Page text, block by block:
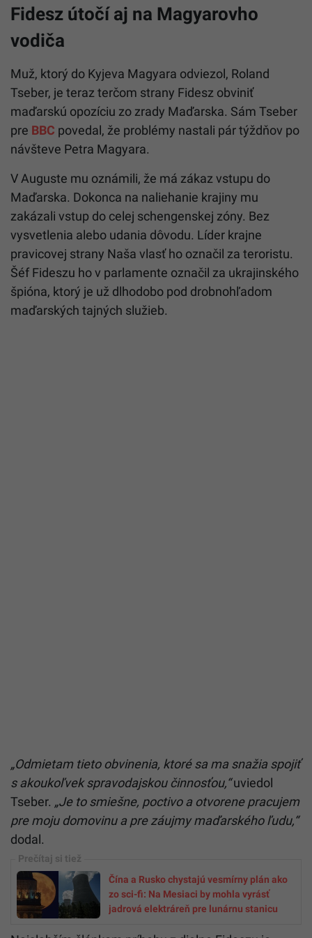
Fidesz útočí aj na Magyarovho
vodiča
Muž, ktorý do Kyjeva Magyara odviezol, Roland
Tseber, je teraz terčom strany Fidesz obviniť
maďarskú opozíciu zo zrady Maďarska. Sám Tseber
pre BBC povedal, že problémy nastali pár týždňov po
návšteve Petra Magyara.
V Auguste mu oznámili, že má zákaz vstupu do
Maďarska. Dokonca na naliehanie krajiny mu
zakázali vstup do celej schengenskej zóny. Bez
vysvetlenia alebo udania dôvodu. Líder krajne
pravicovej strany Naša vlasť ho označil za teroristu.
Šéf Fideszu ho v parlamente označil za ukrajinského
špióna, ktorý je už dlhodobo pod drobnohľadom
maďarských tajných služieb.
„Odmietam tieto obvinenia, ktoré sa ma snažia spojiť
s akoukoľvek spravodajskou činnosťou,“uviedol
Tseber. „Je to smiešne, poctivo a otvorene pracujem
pre moju domovinu a pre záujmy maďarského ľudu,“
dodal.
Čína a Rusko chystajú vesmírny plán ako
zo sci-fi: Na Mesiaci by mohla vyrásť
jadrová elektráreň pre lunárnu stanicu